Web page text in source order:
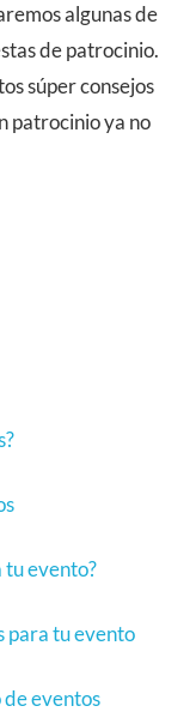
algunas de
de patrocinio.
súper consejos
patrocinio ya no
evento?
para tu evento
eventos